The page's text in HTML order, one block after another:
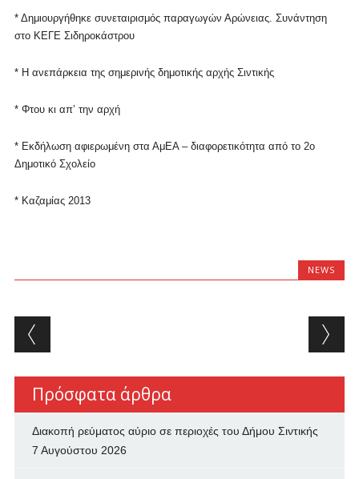
* Δημιουργήθηκε συνεταιρισμός παραγωγών Αρώνειας. Συνάντηση
στο ΚΕΓΕ Σιδηροκάστρου
* Η ανεπάρκεια της σημερινής δημοτικής αρχής Σιντικής
* Φτου κι απ’ την αρχή
* Εκδήλωση αφιερωμένη στα ΑμΕΑ – διαφορετικότητα από το 2ο
Δημοτικό Σχολείο
* Καζαμίας 2013
NEWS
Post navigation
Πρόσφατα άρθρα
Διακοπή ρεύματος αύριο σε περιοχές του Δήμου Σιντικής
7 Αυγούστου 2026